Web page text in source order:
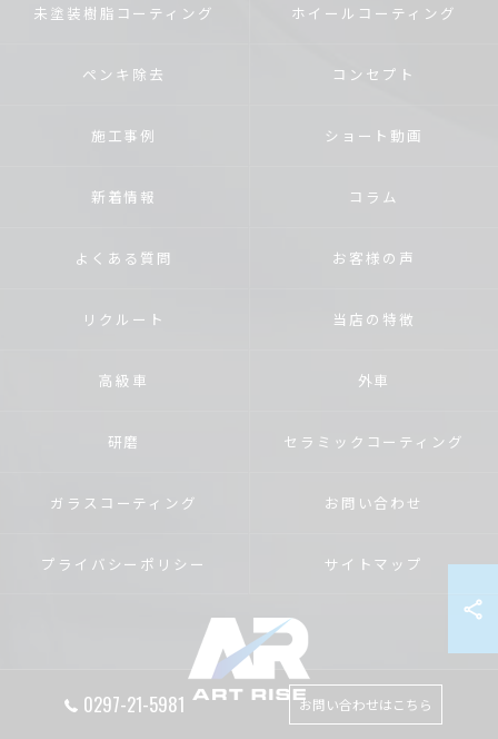
0297-21-5981 お問い合わせはこちら
未塗装樹脂コーティング ホイールコーティング
ペンキ除去 コンセプト
施工事例 ショート動画
新着情報 コラム
よくある質問 お客様の声
リクルート 当店の特徴
高級車 外車
研磨 セラミックコーティング
ガラスコーティング お問い合わせ
プライバシーポリシー サイトマップ